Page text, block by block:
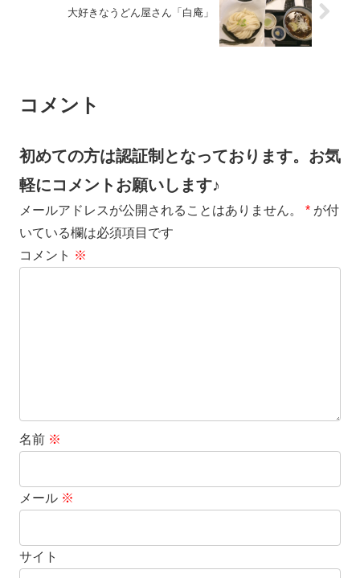
大好きなうどん屋さん「白庵」
コメント
初めての方は認証制となっております。お気
軽にコメントお願いします♪
メールアドレスが公開されることはありません。 * が付
いている欄は必須項目です
コメント ※
名前 ※
メール ※
サイト